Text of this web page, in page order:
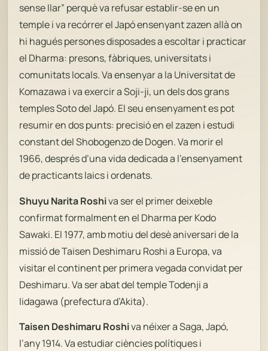
sense llar” perquè va refusar establir-se en un
temple i va recórrer el Japó ensenyant zazen allà on
hi hagués persones disposades a escoltar i practicar
el Dharma: presons, fàbriques, universitats i
comunitats locals. Va ensenyar a la Universitat de
Komazawa i va exercir a Soji-ji, un dels dos grans
temples Soto del Japó. El seu ensenyament es pot
resumir en dos punts: precisió en el zazen i estudi
constant delShobogenzode Dogen. Va morir el
1966, després d’una vida dedicada a l’ensenyament
de practicants laics i ordenats.
Shuyu Narita Roshiva ser el primer deixeble
confirmat formalment en el Dharma per Kodo
Sawaki. El 1977, amb motiu del desè aniversari de la
missió de Taisen Deshimaru Roshi a Europa, va
visitar el continent per primera vegada convidat per
Deshimaru. Va ser abat del temple Todenji a
Iidagawa (prefectura d’Akita).
Taisen Deshimaru Roshiva néixer a Saga, Japó,
l’any 1914. Va estudiar ciències polítiques i